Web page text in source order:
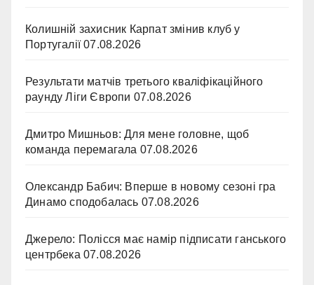
Колишній захисник Карпат змінив клуб у
Португалії 07.08.2026
Результати матчів третього кваліфікаційного
раунду Ліги Європи 07.08.2026
Дмитро Мишньов: Для мене головне, щоб
команда перемагала 07.08.2026
Олександр Бабич: Вперше в новому сезоні гра
Динамо сподобалась 07.08.2026
Джерело: Полісся має намір підписати ганського
центрбека 07.08.2026